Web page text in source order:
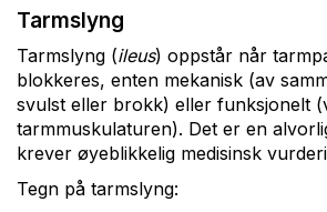
Tarmslyng
Tarmslyng (ileus) oppstår når
blokkeres, enten mekanisk (av
svulst eller brokk) eller funksjonelt
tarmmuskulaturen). Det er en
krever øyeblikkelig medisinsk
Tegn på tarmslyng: